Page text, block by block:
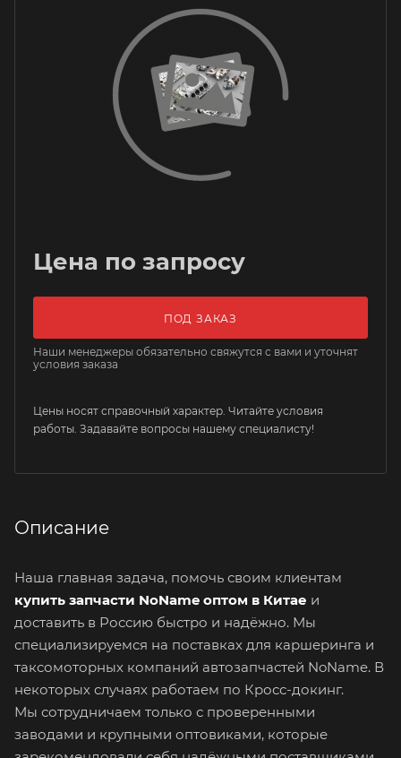
Цена по запросу
ПОД ЗАКАЗ
Наши менеджеры обязательно свяжутся с вами и уточнят
условия заказа
Цены носят справочный характер. Читайте условия
работы. Задавайте вопросы нашему специалисту!
Описание
Наша главная задача, помочь своим клиентам
купить запчасти NoName оптом в Китае и
доставить в Россию быстро и надёжно. Мы
специализируемся на поставках для каршеринга и
таксомоторных компаний автозапчастей NoName. В
некоторых случаях работаем по Кросс-докинг.
Мы сотрудничаем только с проверенными
заводами и крупными оптовиками, которые